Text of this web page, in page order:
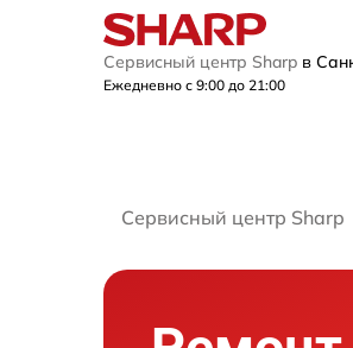
Сервисный центр Sharp в
Ежедневно с 9:00 до 21:00
Сервисный центр Sharp